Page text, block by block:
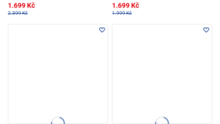
1.699 Kč
2.399 Kč
1.699 Kč
1.999 Kč